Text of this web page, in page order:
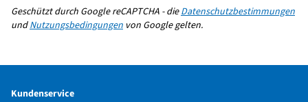
Geschützt durch Google reCAPTCHA - dieDatenschutzbestimmungen
undNutzungsbedingungen von Google gelten.
Kundenservice